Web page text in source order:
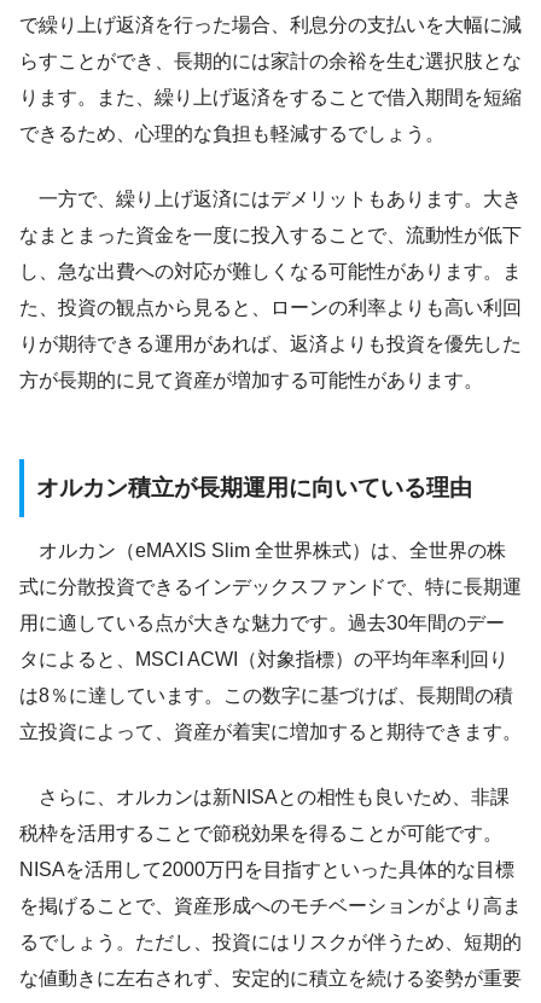
で繰り上げ返済を行った場合、利息分の支払いを大幅に減
らすことができ、長期的には家計の余裕を生む選択肢とな
ります。また、繰り上げ返済をすることで借入期間を短縮
できるため、心理的な負担も軽減するでしょう。
一方で、繰り上げ返済にはデメリットもあります。大き
なまとまった資金を一度に投入することで、流動性が低下
し、急な出費への対応が難しくなる可能性があります。ま
た、投資の観点から見ると、ローンの利率よりも高い利回
りが期待できる運用があれば、返済よりも投資を優先した
方が長期的に見て資産が増加する可能性があります。
オルカン積立が長期運用に向いている理由
オルカン（eMAXIS Slim 全世界株式）は、全世界の株
式に分散投資できるインデックスファンドで、特に長期運
用に適している点が大きな魅力です。過去30年間のデー
タによると、MSCI ACWI（対象指標）の平均年率利回り
は8％に達しています。この数字に基づけば、長期間の積
立投資によって、資産が着実に増加すると期待できます。
さらに、オルカンは新NISAとの相性も良いため、非課
税枠を活用することで節税効果を得ることが可能です。
NISAを活用して2000万円を目指すといった具体的な目標
を掲げることで、資産形成へのモチベーションがより高ま
るでしょう。ただし、投資にはリスクが伴うため、短期的
な値動きに左右されず、安定的に積立を続ける姿勢が重要